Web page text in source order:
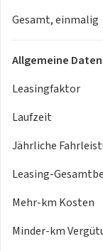
*
*
* Wireless
*
* Außenspiegel
*
*
* Frontscheibe in
*
* Getriebe für
*
Gesamt, einmalig
Allgemeine Daten
Leasingfaktor
Laufzeit
Jährliche
Leasing-
Mehr-km Kosten
Minder-km